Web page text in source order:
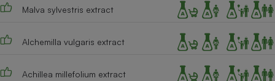
Malva sylvestris extract
Alchemilla vulgaris extract
Achillea millefolium extract